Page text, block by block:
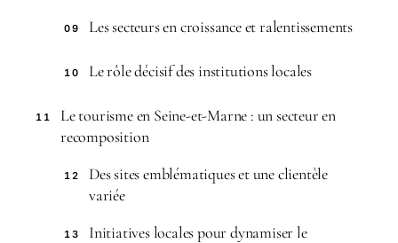
09 Les secteurs en croissance et ralentissements
10 Le rôle décisif des institutions locales
11
Le tourisme en Seine-et-Marne : un secteur en
recomposition
12
Des sites emblématiques et une clientèle
variée
13
Initiatives locales pour dynamiser le